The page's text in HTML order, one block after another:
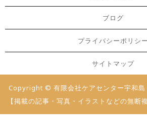
ブログ
プライバシーポリシー
サイトマップ
Copyright © 有限会社ケアセンター宇和
【掲載の記事・写真・イラストなどの無断